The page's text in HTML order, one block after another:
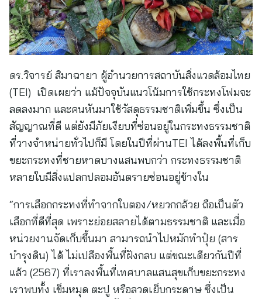
ดร.วิจารย์ สิมาฉายา ผู้อำนวยการสถาบันสิ่งแวดล้อมไทย
(TEI) เปิดเผยว่า แม้ปัจจุบันแนวโน้มการใช้กระทงโฟมจะ
ลดลงมาก และคนหันมาใช้วัสดุธรรมชาติเพิ่มขึ้น ซึ่งเป็น
สัญญาณที่ดี แต่ยังมีภัยเงียบที่ซ่อนอยู่ในกระทงธรรมชาติ
ที่วางจำหน่ายทั่วไปก็มี โดยในปีที่ผ่านTEI ได้ลงพื้นที่เก็บ
ขยะกระทงที่ชายหาดบางแสนพบกว่า กระทงธรรมชาติ
หลายใบมีสิ่งแปลกปลอมอันตรายซ่อนอยู่ข้างใน
“การเลือกกระทงที่ทำจากใบตอง/หยวกกล้วย ถือเป็นตัว
เลือกที่ดีที่สุด เพราะย่อยสลายได้ตามธรรมชาติ และเมื่อ
หน่วยงานจัดเก็บขึ้นมา สามารถนำไปหมักทำปุ๋ย (สาร
บำรุงดิน) ได้ ไม่เปลืองพื้นที่ฝังกลบ แต่ขณะเดียวกันปีที่
แล้ว (2567) ที่เราลงพื้นที่เทศบาลแสนสุขเก็บขยะกระทง
เราพบทั้ง เข็มหมุด ตะปู หรือลวดเย็บกระดาษ ซึ่งเป็น